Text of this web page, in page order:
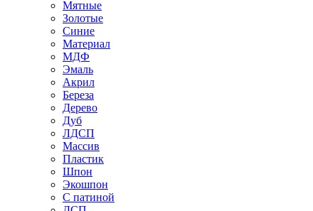
Мятные
Золотые
Синие
Материал
МДФ
Эмаль
Акрил
Береза
Дерево
Дуб
ЛДСП
Массив
Пластик
Шпон
Экошпон
С патиной